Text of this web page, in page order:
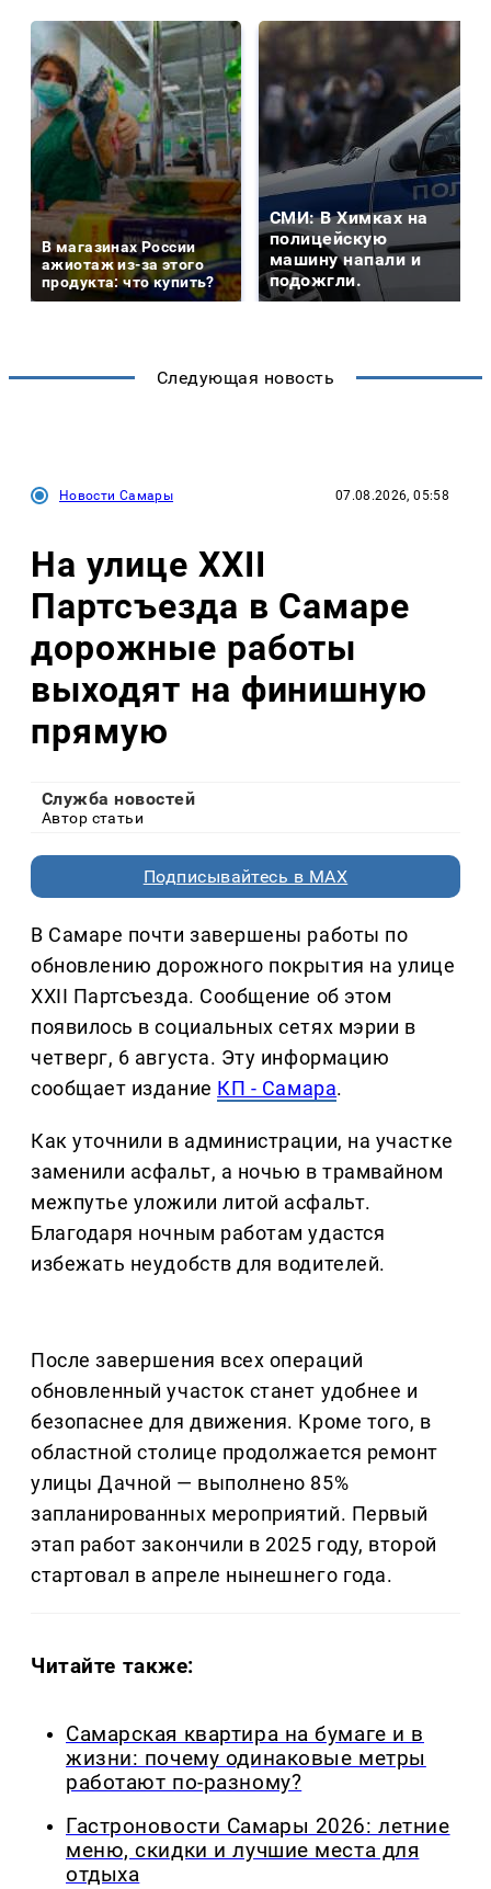
В магазинах России
ажиотаж из-за этого
продукта: что купить?
СМИ: В Химках на
полицейскую
машину напали и
подожгли.
Следующая новость
Новости Самары 07.08.2026, 05:58
На улице XXII
Партсъезда в Самаре
дорожные работы
выходят на финишную
прямую
Служба новостей
Автор статьи
Подписывайтесь в MAX
В Самаре почти завершены работы по
обновлению дорожного покрытия на улице
XXII Партсъезда. Сообщение об этом
появилось в социальных сетях мэрии в
четверг, 6 августа. Эту информацию
сообщает издание КП - Самара.
Как уточнили в администрации, на участке
заменили асфальт, а ночью в трамвайном
межпутье уложили литой асфальт.
Благодаря ночным работам удастся
избежать неудобств для водителей.
После завершения всех операций
обновленный участок станет удобнее и
безопаснее для движения. Кроме того, в
областной столице продолжается ремонт
улицы Дачной — выполнено 85%
запланированных мероприятий. Первый
этап работ закончили в 2025 году, второй
стартовал в апреле нынешнего года.
Читайте также:
Самарская квартира на бумаге и в
жизни: почему одинаковые метры
работают по-разному?
Гастроновости Самары 2026: летние
меню, скидки и лучшие места для
отдыха